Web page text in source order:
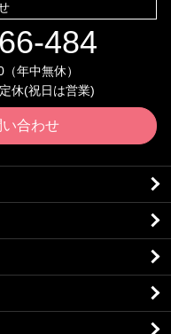
484
年中無休）
休(祝日は営業)
い合わせ